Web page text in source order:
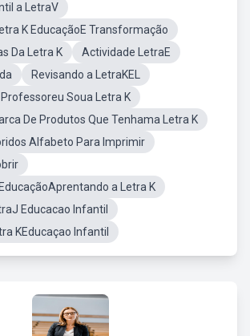
a LetraV
K EducaçãoE Transformação
Da Letra K
Actividade LetraE
Revisando a LetraKEL
Soua Letra K
De Produtos Que Tenhama Letra K
Alfabeto Para Imprimir
a Letra K
Educacao Infantil
KEducaçao Infantil